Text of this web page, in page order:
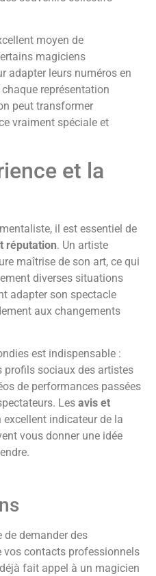
moyen de
magiciens
adapter leurs numéros en
représentation
peut transformer
vraiment spéciale et
et la
il est essentiel de
réputation. Un artiste
maîtrise de son art, ce qui
diverses situations
adapter son spectacle
aux changements
est indispensable :
profils sociaux des artistes
de performances passées
Les avis et
excellent indicateur de la
vous donner une idée
de demander des
vos contacts professionnels
fait appel à un magicien